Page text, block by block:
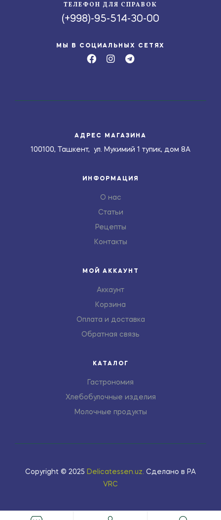
ТЕЛЕФОН ДЛЯ СПРАВОК
(+998)-95-514-30-00
МЫ В СОЦИАЛЬНЫХ СЕТЯХ
АДРЕС МАГАЗИНА
100100, Ташкент, ул. Мукимий 1 тупик, дом 8А
ИНФОРМАЦИЯ
О нас
Статьи
Рецепты
Контакты
МОЙ АККАУНТ
Аккаунт
Корзина
Оплата и доставка
Обратная связь
КАТАЛОГ
Гастрономия
Хлебобулочные изделия
Молочные продукты
Copyright © 2025 Delicatessen.uz Сделано в РА
VRC